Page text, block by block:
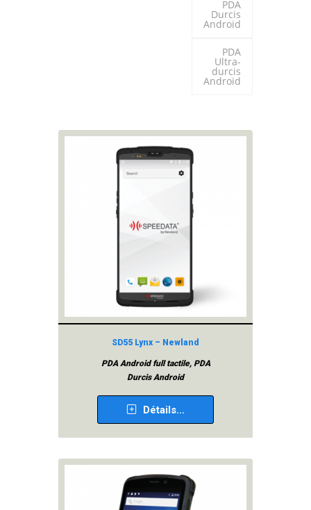
PDA
Durcis
Android
PDA
Ultra-
durcis
Android
SD55 Lynx – Newland
PDA Android full tactile, PDA
Durcis Android
Détails...